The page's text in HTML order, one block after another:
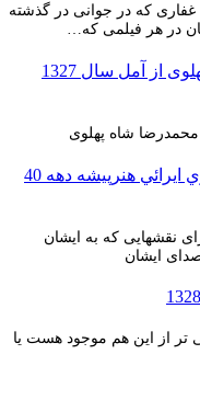
غفاری که در جوانی در گذشته
در هر فیلمی که…
بازدید محمدرضا پهلوی از آمل سال 1327
شاه پهلوی
حسن غفاري ايرائي هنرپيشه دهه 40
نقشهایی که به ایشان
صدای ایشان
تر از این هم موجود هست یا